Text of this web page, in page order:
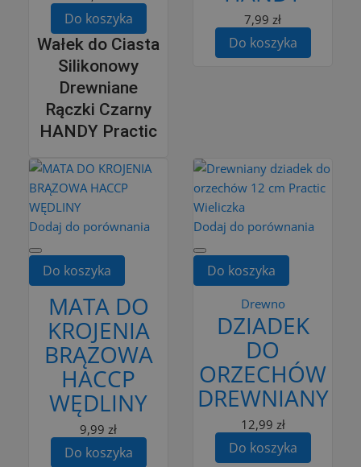
Do koszyka
Wałek do Ciasta
Silikonowy
Drewniane
Rączki Czarny
HANDY Practic
7,99 zł
Do koszyka
Dodaj do porównania
Do koszyka
MATA DO
KROJENIA
BRĄZOWA
HACCP
WĘDLINY
9,99 zł
Do koszyka
Dodaj do porównania
Do koszyka
Drewno
DZIADEK
DO
ORZECHÓW
DREWNIANY
12,99 zł
Do koszyka